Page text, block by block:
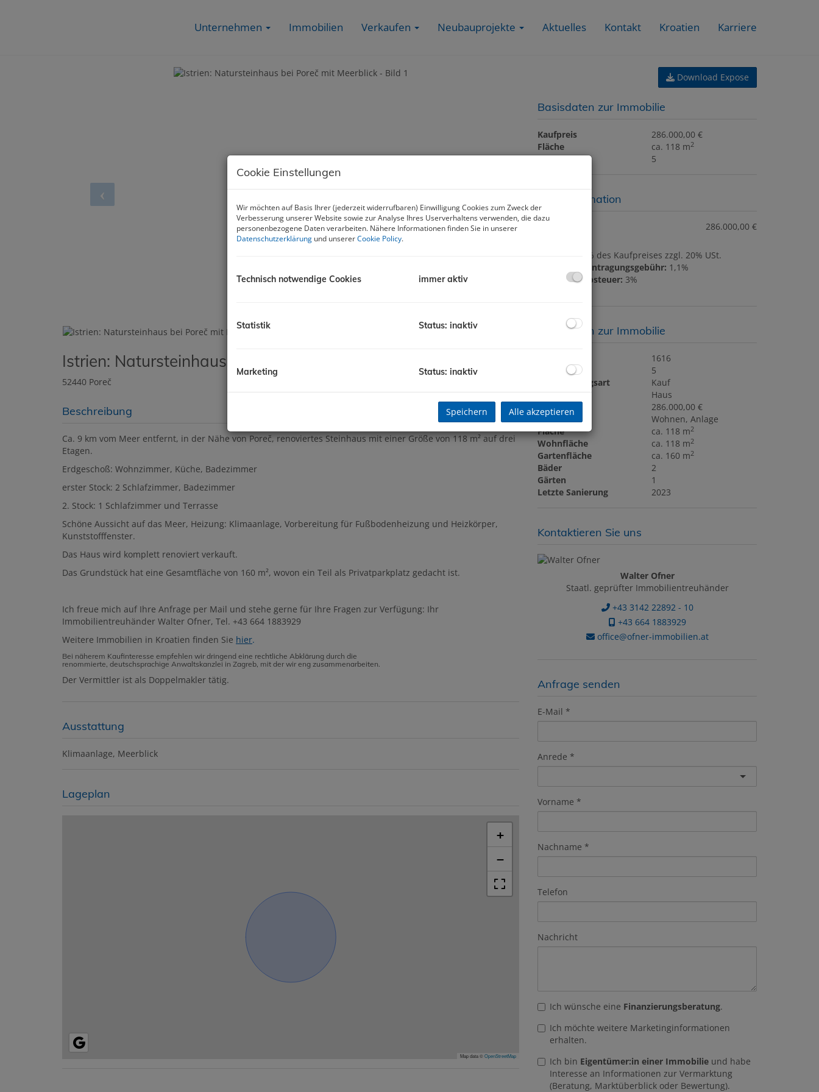
Unternehmen Immobilien Verkaufen Neubauprojekte Aktuelles Kontakt Kroatien Karriere
Istrien: Natursteinhaus bei Poreč mit Meerblick
52440 Poreč
Beschreibung
Ca. 9 km vom Meer entfernt, in der Nähe von Poreč, renoviertes Steinhaus mit einer Größe von 118 m² auf drei
Etagen.
Erdgeschoß: Wohnzimmer, Küche, Badezimmer
erster Stock: 2 Schlafzimmer, Badezimmer
2. Stock: 1 Schlafzimmer und Terrasse
Schöne Aussicht auf das Meer, Heizung: Klimaanlage, Vorbereitung für Fußbodenheizung und Heizkörper,
Kunststofffenster.
Das Haus wird komplett renoviert verkauft.
Das Grundstück hat eine Gesamtfläche von 160 m², wovon ein Teil als Privatparkplatz gedacht ist.
Ich freue mich auf Ihre Anfrage per Mail und stehe gerne für Ihre Fragen zur Verfügung: Ihr
Immobilientreuhänder Walter Ofner, Tel. +43 664 1883929
Weitere Immobilien in Kroatien finden Sie hier.
Bei näherem Kaufinteresse empfehlen wir dringend eine rechtliche Abklärung durch die
renommierte, deutschsprachige Anwaltskanzlei in Zagreb, mit der wir eng zusammenarbeiten.
Der Vermittler ist als Doppelmakler tätig.
Ausstattung
Klimaanlage Meerblick
Lageplan
+
−
Map data ©OpenStreetMap
Download Expose
Basisdaten zur Immobilie
Kaufpreis
286.000,00 €
Fläche
ca. 118 m2
Zimmer 5
Preisinformation
286.000,00 €
3% des Kaufpreises zzgl. 20% USt.
Grundbucheintragungsgebühr: 1,1%
Grunderwerbsteuer: 3%
Basisdaten zur Immobilie
1616
Zimmer
5
Vermarktungsart
Kauf
Objektart
Haus
Kaufpreis
286.000,00 €
Nutzungsart
Wohnen Anlage
Fläche
ca. 118 m2
Wohnfläche ca. 118 m2
Gartenfläche ca. 160 m2
Bäder
2
Gärten
1
Letzte Sanierung
2023
Kontaktieren Sie uns
Walter Ofner
Staatl. geprüfter Immobilientreuhänder
+43 3142 22892 - 10
+43 664 1883929
office@ofner-immobilien.at
Anfrage senden
E-Mail
Anrede
Vorname
Nachname
Telefon
Nachricht
Ich wünsche eine Finanzierungsberatung.
Ich möchte weitere Marketinginformationen
erhalten.
Ich bin Eigentümer:in einer Immobilie und habe
Interesse an Informationen zur Vermarktung
(Beratung, Marktüberblick oder Bewertung).
Cookie Einstellungen
Wir möchten auf Basis Ihrer (jederzeit widerrufbaren) Einwilligung Cookies zum Zweck der
Verbesserung unserer Website sowie zur Analyse Ihres Userverhaltens verwenden, die dazu
personenbezogene Daten verarbeiten. Nähere Informationen finden Sie in unserer
Datenschutzerklärung und unsererCookie Policy.
Technisch notwendige Cookies immer aktiv
Statistik Status: inaktiv
Marketing Status: inaktiv
Speichern Alle akzeptieren